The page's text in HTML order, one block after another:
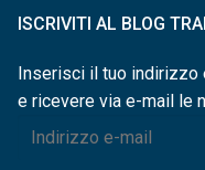
ISCRIVITI AL BLOG
Inserisci il tuo indirizzo
e ricevere via e-mail le
Indirizzo